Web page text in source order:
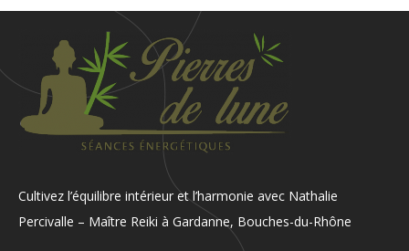
Cultivez l’équilibre intérieur et l’harmonie avec Nathalie
Percivalle – Maître Reiki à Gardanne, Bouches-du-Rhône